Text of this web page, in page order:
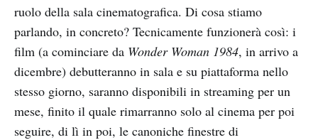
ruolo della sala cinematografica. Di cosa stiamo
parlando, in concreto? Tecnicamente funzionerà così: i
film (a cominciare da Wonder Woman 1984, in arrivo a
dicembre) debutteranno in sala e su piattaforma nello
stesso giorno, saranno disponibili in streaming per un
mese, finito il quale rimarranno solo al cinema per poi
seguire, di lì in poi, le canoniche finestre di